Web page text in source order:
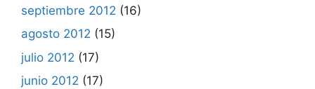
septiembre 2012 (16)
agosto 2012 (15)
julio 2012 (17)
junio 2012 (17)